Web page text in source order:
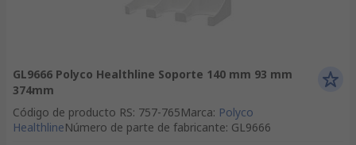
GL9666 Polyco Healthline Soporte 140 mm 93 mm
374mm
Código de producto RS: 757-765Marca: Polyco
HealthlineNúmero de parte de fabricante: GL9666